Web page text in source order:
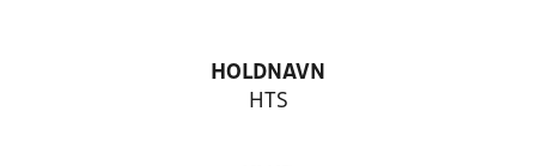
HOLDNAVN
HTS